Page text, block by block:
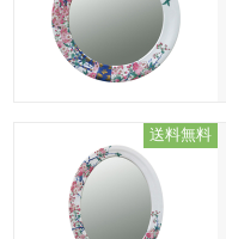
送料無料